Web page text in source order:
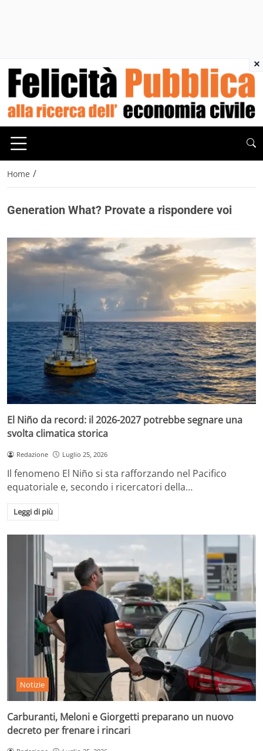
Home /
Generation What? Provate a rispondere voi
El Niño da record: il 2026-2027 potrebbe segnare una
svolta climatica storica
Redazione Luglio 25, 2026
Il fenomeno El Niño si sta rafforzando nel Pacifico
equatoriale e, secondo i ricercatori della…
Leggi di più
Notizie
Carburanti, Meloni e Giorgetti preparano un nuovo
decreto per frenare i rincari
×